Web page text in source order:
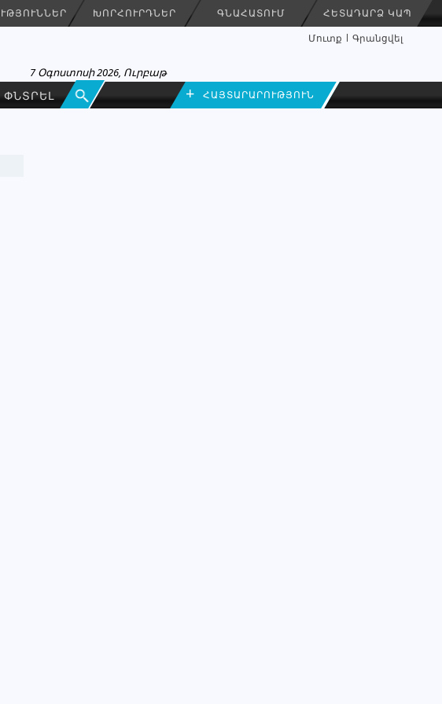
ԽՈՐՀՈՒՐԴՆԵՐ ԳՆԱՀԱՏՈՒՄ ՀԵՏԱԴԱՐՁ ԿԱՊ
Մուտք Գրանցվել
7 Օգոստոսի 2026, Ուրբաթ
+ ՀԱՅՏԱՐԱՐՈՒԹՅՈՒՆ